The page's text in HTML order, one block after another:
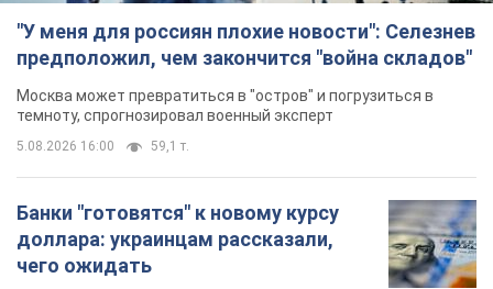
"У меня для россиян плохие новости": Селезнев
предположил, чем закончится "война складов"
Москва может превратиться в "остров" и погрузиться в
темноту, спрогнозировал военный эксперт
5.08.2026 16:00 59,1 т.
Банки "готовятся" к новому курсу
доллара: украинцам рассказали,
чего ожидать